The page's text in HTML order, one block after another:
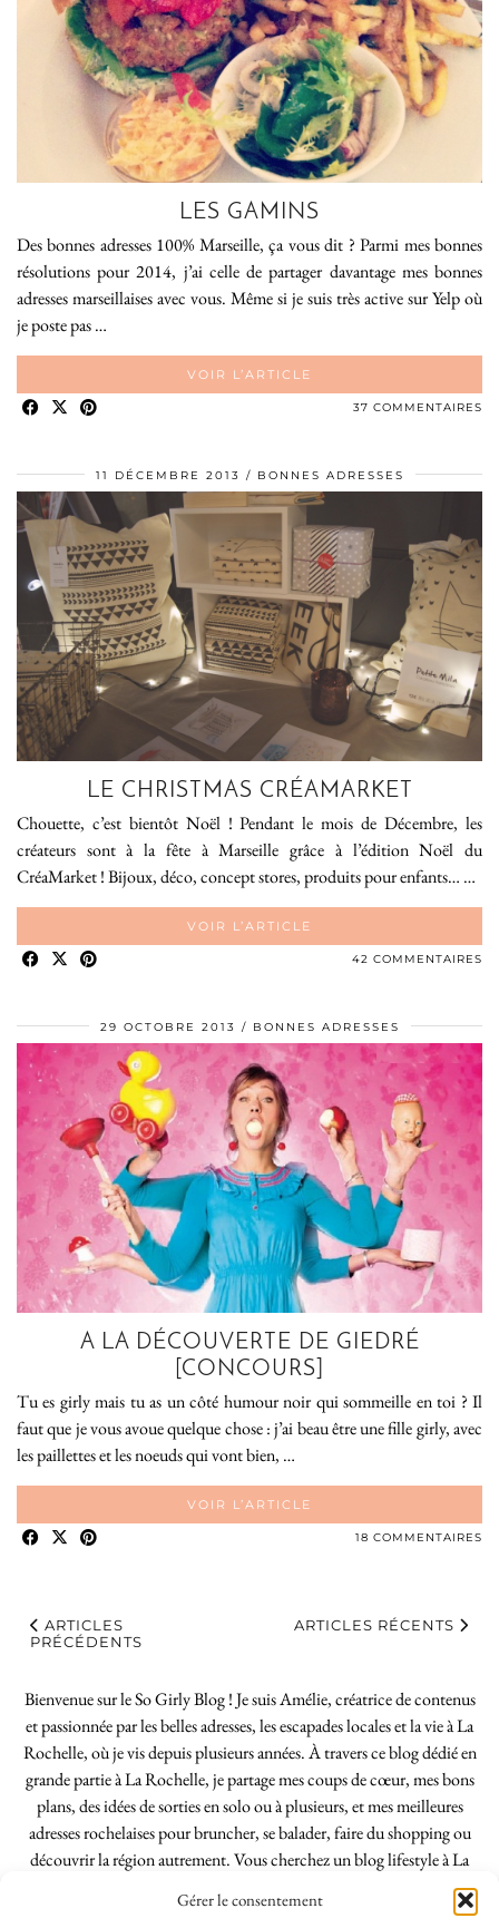
Gérer le consentement
LES GAMINS
Des bonnes adresses 100% Marseille, ça vous dit ? Parmi mes bonnes
résolutions pour 2014, j’ai celle de partager davantage mes bonnes
adresses marseillaises avec vous. Même si je suis très active sur Yelp où
je poste pas …
VOIR L’ARTICLE
37 COMMENTAIRES
11 DÉCEMBRE 2013 BONNES ADRESSES
LE CHRISTMAS CRÉAMARKET
Chouette, c’est bientôt Noël ! Pendant le mois de Décembre, les
créateurs sont à la fête à Marseille grâce à l’édition Noël du
CréaMarket ! Bijoux, déco, concept stores, produits pour enfants… …
VOIR L’ARTICLE
42 COMMENTAIRES
29 OCTOBRE 2013 BONNES ADRESSES
A LA DÉCOUVERTE DE GIEDRÉ
[CONCOURS]
Tu es girly mais tu as un côté humour noir qui sommeille en toi ? Il
faut que je vous avoue quelque chose : j’ai beau être une fille girly, avec
les paillettes et les noeuds qui vont bien, …
VOIR L’ARTICLE
18 COMMENTAIRES
ARTICLES
PRÉCÉDENTS
ARTICLES RÉCENTS
Bienvenue sur le So Girly Blog ! Je suis Amélie, créatrice de contenus
et passionnée par les belles adresses, les escapades locales et la vie à La
Rochelle, où je vis depuis plusieurs années. À travers ce blog dédié en
grande partie à La Rochelle, je partage mes coups de cœur, mes bons
plans, des idées de sorties en solo ou à plusieurs, et mes meilleures
adresses rochelaises pour bruncher, se balader, faire du shopping ou
découvrir la région autrement. Vous cherchez un blog lifestyle à La
Rochelle, tenu par une locale ? Vous êtes au bon endroit. Que vous
soyez Rochelais·e ou de passage dans notre belle ville, j’espère que mes